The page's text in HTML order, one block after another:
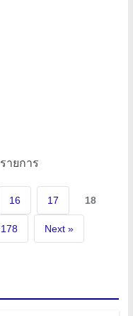
รายการ
16 17 18
178 Next »